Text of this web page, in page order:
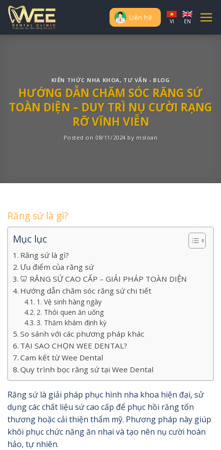
Skip
content
Liên hệ VI EN
KIẾN THỨC NHA KHOA, TƯ VẤN - BLOG
HƯỚNG DẪN CHĂM SÓC RĂNG SỨ
TOÀN DIỆN – DUY TRÌ NỤ CƯỜI RẠNG
RỠ VĨNH VIỄN
Posted on 08/11/2024 by msloan
Răng sứ là gì?
Mục lục
Răng sứ là gì?
Ưu điểm của răng sứ
🦷 RĂNG SỨ CAO CẤP – GIẢI PHÁP TOÀN DIỆN
Hướng dẫn chăm sóc răng sứ chi tiết
1. Vệ sinh hàng ngày
2. Thói quen ăn uống
3. Thăm khám định kỳ
So sánh với các phương pháp khác
TẠI SAO CHỌN WEE DENTAL?
Cam kết từ Wee Dental
Quy trình bọc răng sứ tại Wee Dental
Răng sứ là giải pháp phục hình nha khoa hiện đại, sử
dụng các chất liệu sứ cao cấp để phục hồi răng tổn
thương hoặc cải thiện thẩm mỹ. Phương pháp này giúp
khôi phục chức năng ăn nhai và tạo nên nụ cười hoàn
hảo, tự nhiên.